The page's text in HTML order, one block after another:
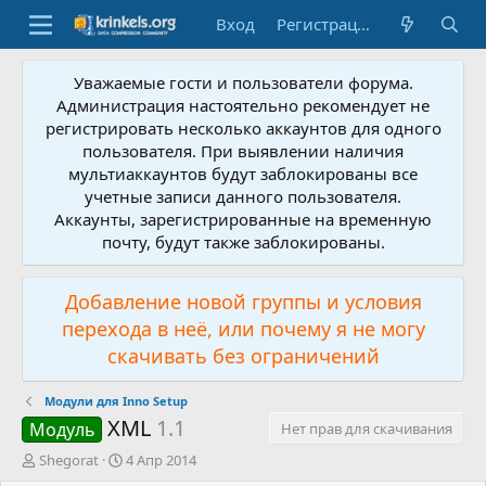
Вход Регистрация
Уважаемые гости и пользователи форума.
Администрация настоятельно рекомендует не
регистрировать несколько аккаунтов для одного
пользователя. При выявлении наличия
мультиаккаунтов будут заблокированы все
учетные записи данного пользователя.
Аккаунты, зарегистрированные на временную
почту, будут также заблокированы.
Добавление новой группы и условия
перехода в неё, или почему я не могу
скачивать без ограничений
Модули для Inno Setup
Модуль XML 1.1
Нет прав для скачивания
А
Shegorat
Д
4 Апр 2014